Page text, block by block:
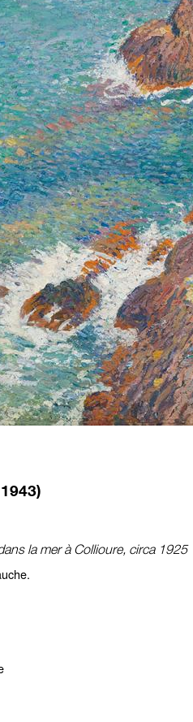
la mer à Collioure, circa 1925